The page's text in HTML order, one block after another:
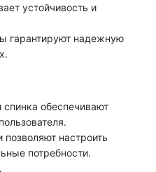
устойчивость и
гарантируют надежную
обеспечивают
настроить
потребности.